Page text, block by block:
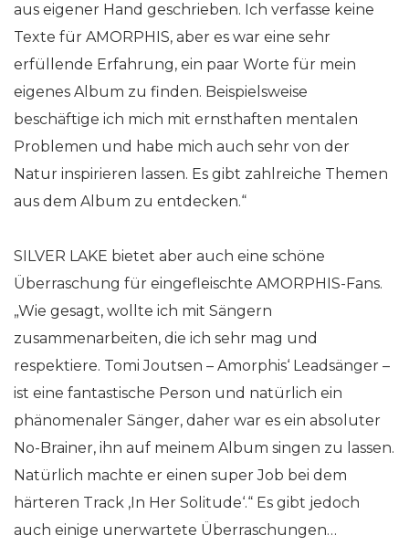
aus eigener Hand geschrieben. Ich verfasse keine
Texte für AMORPHIS, aber es war eine sehr
erfüllende Erfahrung, ein paar Worte für mein
eigenes Album zu finden. Beispielsweise
beschäftige ich mich mit ernsthaften mentalen
Problemen und habe mich auch sehr von der
Natur inspirieren lassen. Es gibt zahlreiche Themen
aus dem Album zu entdecken.“
SILVER LAKE bietet aber auch eine schöne
Überraschung für eingefleischte AMORPHIS-Fans.
„Wie gesagt, wollte ich mit Sängern
zusammenarbeiten, die ich sehr mag und
respektiere. Tomi Joutsen – Amorphis‘ Leadsänger –
ist eine fantastische Person und natürlich ein
phänomenaler Sänger, daher war es ein absoluter
No-Brainer, ihn auf meinem Album singen zu lassen.
Natürlich machte er einen super Job bei dem
härteren Track ‚In Her Solitude‘.“ Es gibt jedoch
auch einige unerwartete Überraschungen…